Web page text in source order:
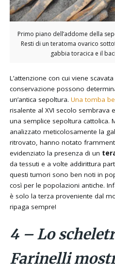
Primo piano dell’addome della
Resti di un teratoma ovarico
gabbia toracica e il
L’attenzione con cui viene
conservazione possono
un’antica sepoltura.Una tomba
risalente al XVI secolo
una semplice sepoltura cattolica.
analizzato meticolosamente la
ritrovato, hanno notato
evidenziato la presenza di un
da tessuti e a volte addirittura
questi tumori sono ben noti in
così per le popolazioni antiche.
è solo la terza proveniente dal
ripaga sempre!
4 – Lo
Farinelli